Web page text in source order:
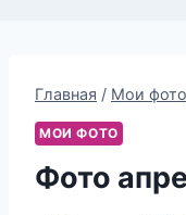
Главная / Мои фото
МОИ ФОТО
Фото